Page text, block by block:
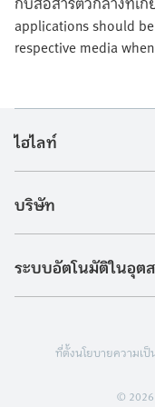
applications should
respective media
ไฮไลท์
บริษัท
ระบบอัตโนมัติในอุต
© 2026
ที่ตั้งนโยบายความเ